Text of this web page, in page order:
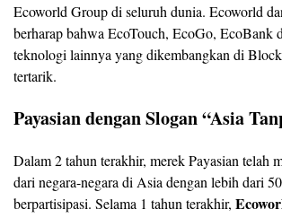
Ecoworld Group di seluruh dunia. Ecoworld
berharap bahwa EcoTouch, EcoGo, EcoBank
teknologi lainnya yang dikembangkan di
tertarik.
Payasian dengan Slogan “Asia
Dalam 2 tahun terakhir, merek Payasian telah
dari negara-negara di Asia dengan lebih dari
berpartisipasi. Selama 1 tahun terakhir,